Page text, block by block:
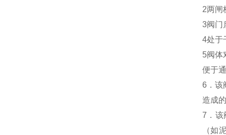
2两闸
3阀门
4处于
5阀体
便于
6．该
造成
7．该
（如